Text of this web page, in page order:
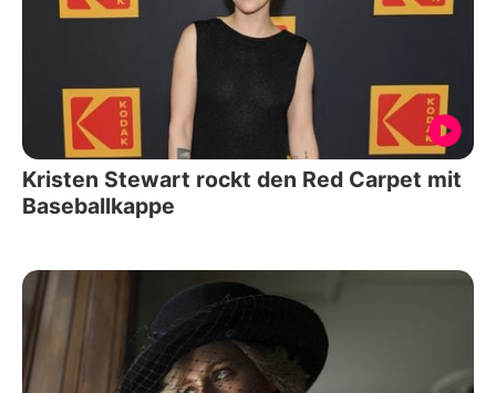
Kristen Stewart rockt den Red Carpet mit
Baseballkappe